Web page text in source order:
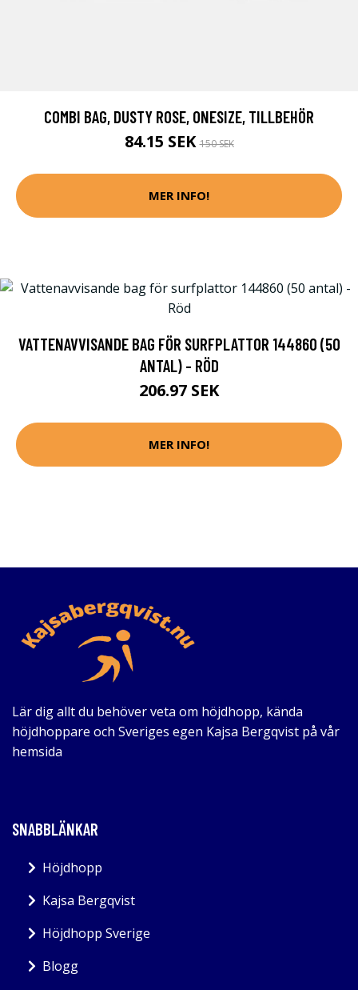
COMBI BAG, DUSTY ROSE, ONESIZE, TILLBEHÖR
84.15 SEK150 SEK
MER INFO!
VATTENAVVISANDE BAG FÖR SURFPLATTOR 144860 (50
ANTAL) - RÖD
206.97 SEK
MER INFO!
Lär dig allt du behöver veta om höjdhopp, kända
höjdhoppare och Sveriges egen Kajsa Bergqvist på vår
hemsida
SNABBLÄNKAR
Höjdhopp
Kajsa Bergqvist
Höjdhopp Sverige
Blogg